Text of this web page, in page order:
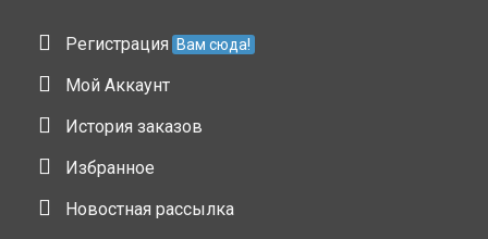
Регистрация Вам сюда!
Мой Аккаунт
История заказов
Избранное
Новостная рассылка